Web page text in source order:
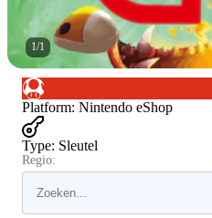
1/1
Platform: Nintendo eShop
Type: Sleutel
Regio: